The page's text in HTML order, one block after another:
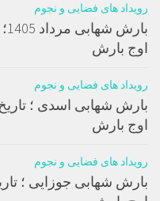
رویداد های فضایی و نجوم
اوج بارش
رویداد های فضایی و نجوم
اوج بارش
رویداد های فضایی و نجوم